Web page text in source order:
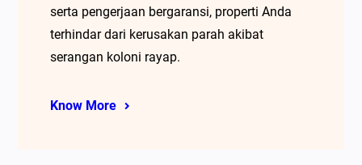
serta pengerjaan bergaransi, properti Anda
terhindar dari kerusakan parah akibat
serangan koloni rayap.
Know More